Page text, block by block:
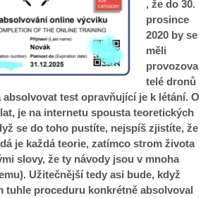
, že do 30.
prosince
2020 by se
měli
provozova
telé dronů
test opravňující je k létání. O
je na internetu spousta teoretických
se do toho pustíte, nejspíš zjistíte, že
je každá teorie, zatímco strom života
slovy, že ty návody jsou v mnoha
Užitečnější tedy asi bude, když
tuhle proceduru konkrétně absolvoval